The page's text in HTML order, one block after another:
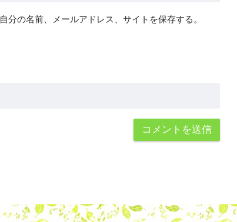
の名前、メールアドレス、サイトを保存する。